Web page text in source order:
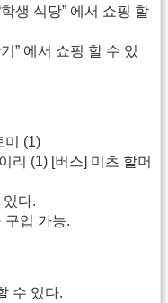
생 식당” 에서 쇼핑 할
” 에서 쇼핑 할 수 있
미 (1)
리 (1) [버스] 미츠 할머
다.
구입 가능.
수 있다.